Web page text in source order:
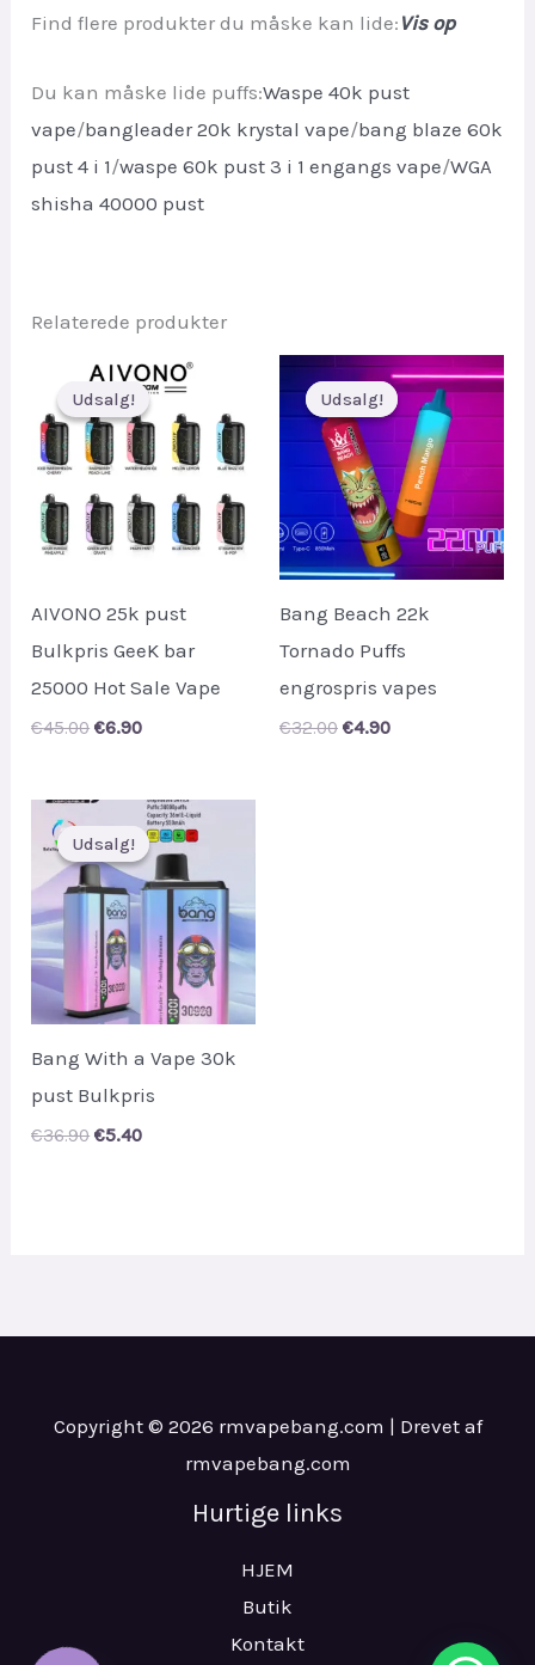
Find flere produkter du måske kan lide: Vis op
Du kan måske lide puffs:Waspe 40k pust
vape/bangleader 20k krystal vape/bang blaze 60k
pust 4 i 1/waspe 60k pust 3 i 1 engangs vape/WGA
shisha 40000 pust
Relaterede produkter
Udsalg!
Udsalg!
AIVONO 25k pust
Bulkpris GeeK bar
25000 Hot Sale Vape
€45.00 Original
€45.00.
€6.90Current
€6.90.
Udsalg!
Udsalg!
Bang Beach 22k
Tornado Puffs
engrospris vapes
€32.00 Original
€4.90Current
Udsalg!
Udsalg!
Bang With a Vape 30k
pust Bulkpris
€36.90 Original
€5.40Current
Copyright © 2026 rmvapebang.com | Drevet af
rmvapebang.com
Hurtige links
HJEM
Butik
Kontakt